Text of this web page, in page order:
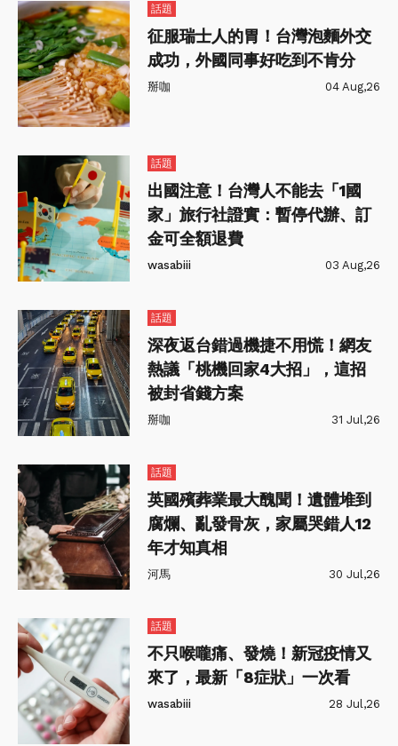
話題
征服瑞士人的胃！台灣泡麵外交
成功，外國同事好吃到不肯分
掰咖 04 Aug,26
話題
出國注意！台灣人不能去「1國
家」旅行社證實：暫停代辦、訂
金可全額退費
wasabiii 03 Aug,26
話題
深夜返台錯過機捷不用慌！網友
熱議「桃機回家4大招」，這招
被封省錢方案
掰咖 31 Jul,26
話題
英國殯葬業最大醜聞！遺體堆到
腐爛、亂發骨灰，家屬哭錯人12
年才知真相
河馬 30 Jul,26
話題
不只喉嚨痛、發燒！新冠疫情又
來了，最新「8症狀」一次看
wasabiii 28 Jul,26